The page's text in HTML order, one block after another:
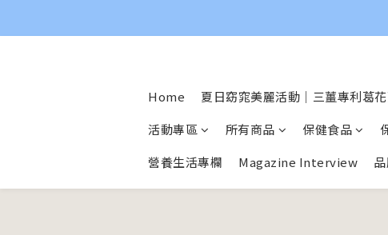
Home 夏日窈窕美麗活動｜三薑專利葛
活動專區
所有商品 保健食品
營養生活專欄
Magazine Interview